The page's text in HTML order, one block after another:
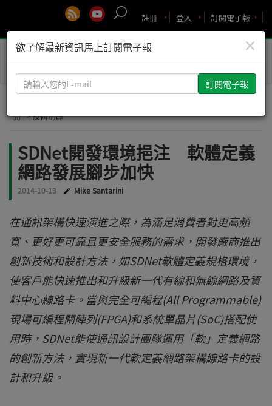
訂閱電子報
登入
註冊
Toggle
> 技術前瞻
SDNet開發環境挹注 軟體定義
網路發展腳步加快
2014-10-13 Mike Santarini
在通訊架構快速演進之際，為滿足消費者對更高頻
寬、更好更可靠且更安全服務的需求，開發廠商推出
創新技術和設計方法，如SDNet軟體定義規格環境，
使客戶能快速推出和升級新一代有線和無線網路及資
料中心線路卡。當與完全可編程(All Programmable)
現場可編程閘陣列(FPGA)和系統單晶片(SoC)搭配使
用時，SDNet能使通訊設計團隊運用「軟」定義網路
的創新方法，實現新一代軟定義網路架構線路卡的設
計和升級。
×
欲了解最新資訊馬上訂閱電子報
請
輸
您
E-
mail